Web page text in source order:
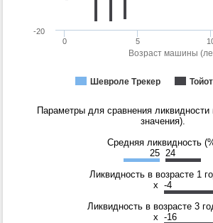
Возраст машины
Шевроле Трекер
0 5
-20
Параметры для сравнения
значения).
Средняя ликвидность
25 24
Ликвидность в возрасте 1
x -4
Ликвидность в возрасте 3
x -16